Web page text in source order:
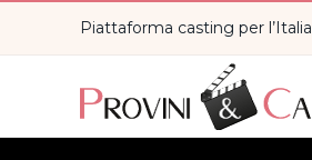
Piattaforma casting per l’Italia